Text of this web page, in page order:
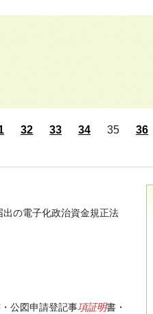
32 33 34 35 36
の電子化政治資金規正法
公図申請登記事項証明書・